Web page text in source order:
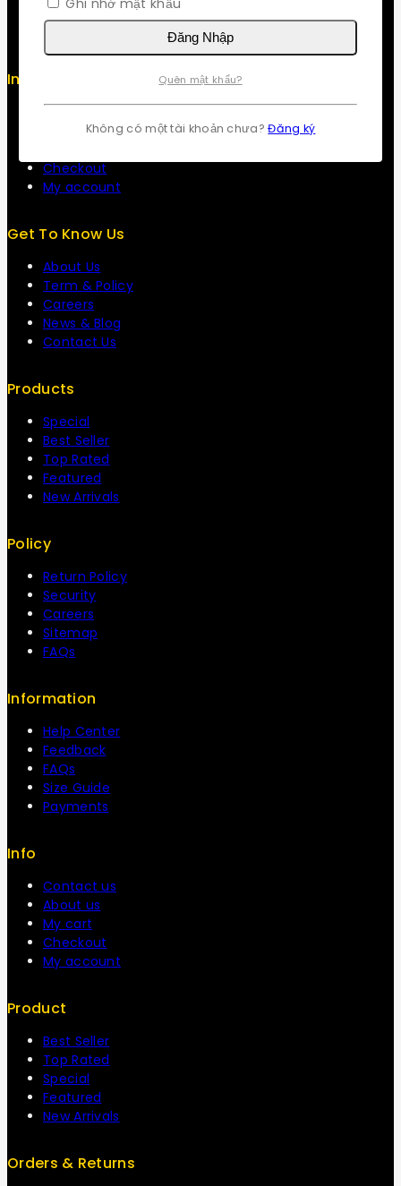
Sitemap
Info
About us
Checkout
My account
Get To Know Us
About Us
Term & Policy
Careers
News & Blog
Contact Us
Products
Special
Best Seller
Top Rated
Featured
New Arrivals
Policy
Return Policy
Security
Careers
Sitemap
FAQs
Information
Help Center
Feedback
FAQs
Size Guide
Payments
Info
Contact us
About us
My cart
Checkout
My account
Product
Best Seller
Top Rated
Special
Featured
New Arrivals
Orders & Returns
Đăng Nhập
Quên mật khẩu?
Không có một tài khoản chưa?Đăng ký